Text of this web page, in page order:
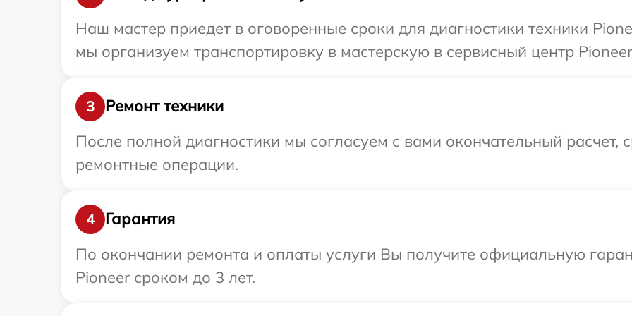
Наш мастер приедет в оговоренные сроки для диагностики техники
мы организуем транспортировку в мастерскую в сервисный центр
3
Ремонт техники
После полной диагностики мы согласуем с вами окончательный расчет,
ремонтные операции.
4
Гарантия
По окончании ремонта и оплаты услуги Вы получите официальную
Pioneer сроком до 3 лет.